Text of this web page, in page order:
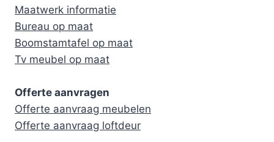
Maatwerk informatie
Bureau op maat
Boomstamtafel op maat
Tv meubel op maat
Offerte aanvragen
Offerte aanvraag meubelen
Offerte aanvraag loftdeur